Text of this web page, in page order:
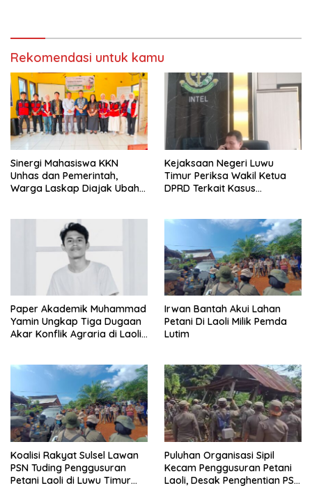
Rekomendasi untuk kamu
Sinergi Mahasiswa KKN
Unhas dan Pemerintah,
Warga Laskap Diajak Ubah
Kejaksaan Negeri Luwu
Timur Periksa Wakil Ketua
DPRD Terkait Kasus
Paper Akademik Muhammad
Yamin Ungkap Tiga Dugaan
Akar Konflik Agraria di Laoli
Irwan Bantah Akui Lahan
Petani Di Laoli Milik Pemda
Lutim
Koalisi Rakyat Sulsel Lawan
PSN Tuding Penggusuran
Petani Laoli di Luwu Timur
Puluhan Organisasi Sipil
Kecam Penggusuran Petani
Laoli, Desak Penghentian PSN